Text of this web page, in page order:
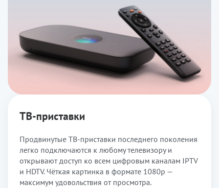
ТВ-приставки
Продвинутые ТВ-приставки последнего поколения
легко подключаются к любому телевизору и
открывают доступ ко всем цифровым каналам IPTV
и HDTV. Чёткая картинка в формате 1080p —
максимум удовольствия от просмотра.